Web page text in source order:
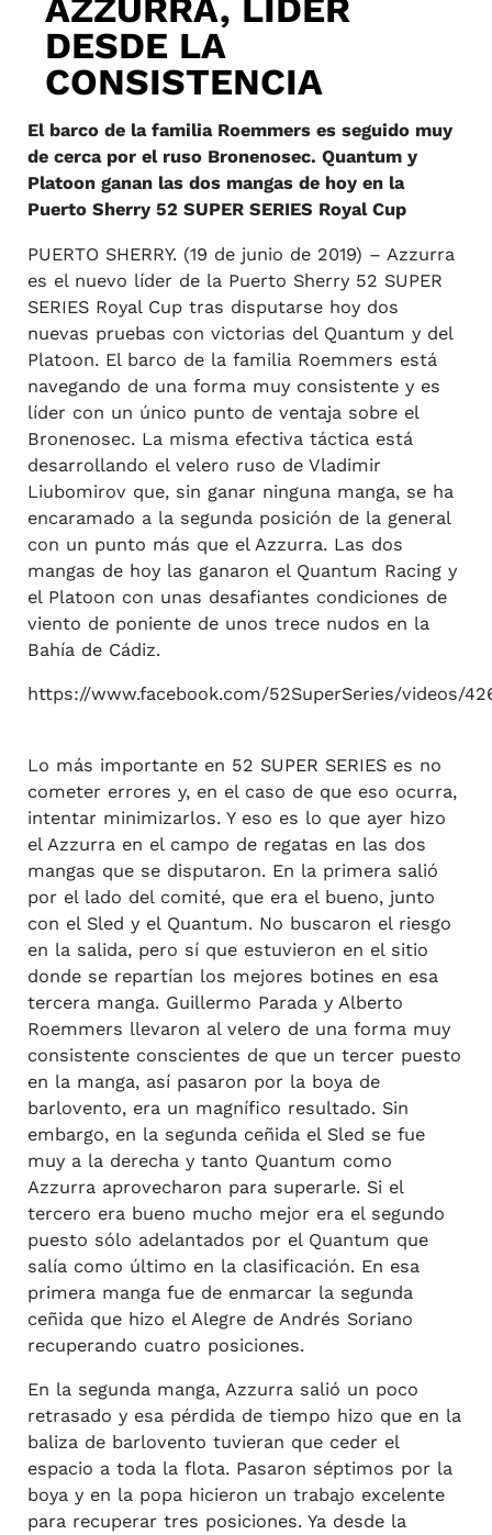
AZZURRA, LÍDER
DESDE LA
CONSISTENCIA
El barco de la familia Roemmers es seguido muy
de cerca por el ruso Bronenosec. Quantum y
Platoon ganan las dos mangas de hoy en la
Puerto Sherry 52 SUPER SERIES Royal Cup
PUERTO SHERRY. (19 de junio de 2019) – Azzurra
es el nuevo líder de la Puerto Sherry 52 SUPER
SERIES Royal Cup tras disputarse hoy dos
nuevas pruebas con victorias del Quantum y del
Platoon. El barco de la familia Roemmers está
navegando de una forma muy consistente y es
líder con un único punto de ventaja sobre el
Bronenosec. La misma efectiva táctica está
desarrollando el velero ruso de Vladimir
Liubomirov que, sin ganar ninguna manga, se ha
encaramado a la segunda posición de la general
con un punto más que el Azzurra. Las dos
mangas de hoy las ganaron el Quantum Racing y
el Platoon con unas desafiantes condiciones de
viento de poniente de unos trece nudos en la
Bahía de Cádiz.
https://www.facebook.com/52SuperSeries/videos/
Lo más importante en 52 SUPER SERIES es no
cometer errores y, en el caso de que eso ocurra,
intentar minimizarlos. Y eso es lo que ayer hizo
el Azzurra en el campo de regatas en las dos
mangas que se disputaron. En la primera salió
por el lado del comité, que era el bueno, junto
con el Sled y el Quantum. No buscaron el riesgo
en la salida, pero sí que estuvieron en el sitio
donde se repartían los mejores botines en esa
tercera manga. Guillermo Parada y Alberto
Roemmers llevaron al velero de una forma muy
consistente conscientes de que un tercer puesto
en la manga, así pasaron por la boya de
barlovento, era un magnífico resultado. Sin
embargo, en la segunda ceñida el Sled se fue
muy a la derecha y tanto Quantum como
Azzurra aprovecharon para superarle. Si el
tercero era bueno mucho mejor era el segundo
puesto sólo adelantados por el Quantum que
salía como último en la clasificación. En esa
primera manga fue de enmarcar la segunda
ceñida que hizo el Alegre de Andrés Soriano
recuperando cuatro posiciones.
En la segunda manga, Azzurra salió un poco
retrasado y esa pérdida de tiempo hizo que en la
baliza de barlovento tuvieran que ceder el
espacio a toda la flota. Pasaron séptimos por la
boya y en la popa hicieron un trabajo excelente
para recuperar tres posiciones. Ya desde la